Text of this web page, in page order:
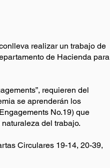
realizar un trabajo de
de Hacienda para
requieren del
se aprenderán los
No.19) que
del trabajo.
Circulares 19-14, 20-39,